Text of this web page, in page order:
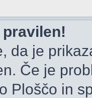
pravilen!
da je
Če je
Ploščo in